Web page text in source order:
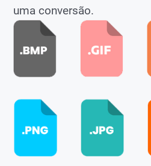
uma conversão.